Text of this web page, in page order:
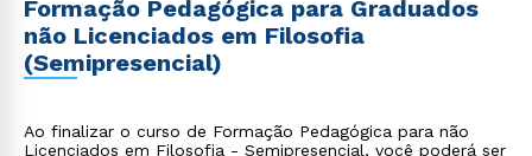
Formação Pedagógica para Graduados
não Licenciados em Filosofia
(Semipresencial)
Ao finalizar o curso de Formação Pedagógica para não
Licenciados em Filosofia - Semipresencial, você poderá ser